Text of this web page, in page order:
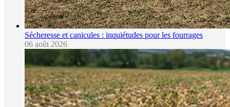
Sécheresse et canicules : inquiétudes pour les fourrages
06 août 2026